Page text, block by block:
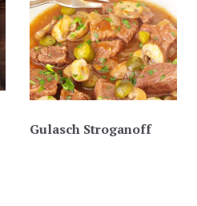
Gulasch Stroganoff